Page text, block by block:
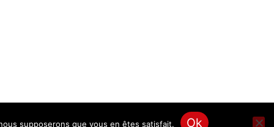
supposerons que vous en êtes satisfait. Ok